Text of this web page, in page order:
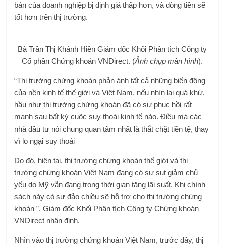
bản của doanh nghiệp bị định giá thấp hơn, và dòng tiền sẽ
tốt hơn trên thị trường.
Bà Trần Thị Khánh Hiền Giám đốc Khối Phân tích Công ty
Cổ phần Chứng khoán VNDirect. (Ảnh chụp màn hình).
“Thị trường chứng khoán phản ánh tất cả những biến động
của nền kinh tế thế giới và Việt Nam, nếu nhìn lại quá khứ,
hầu như thị trường chứng khoán đã có sự phục hồi rất
mạnh sau bất kỳ cuộc suy thoái kinh tế nào. Điều mà các
nhà đầu tư nói chung quan tâm nhất là thắt chặt tiền tệ, thay
vì lo ngại suy thoái
Do đó, hiện tại, thị trường chứng khoán thế giới và thị
trường chứng khoán Việt Nam đang có sự sụt giảm chủ
yếu do Mỹ vẫn đang trong thời gian tăng lãi suất. Khi chính
sách này có sự đảo chiều sẽ hỗ trợ cho thị trường chứng
khoán ”, Giám đốc Khối Phân tích Công ty Chứng khoán
VNDirect nhận định.
Nhìn vào thị trường chứng khoán Việt Nam, trước đây, thị